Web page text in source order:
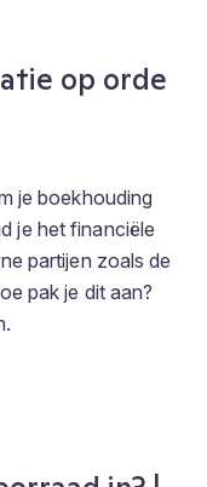
op orde
je boekhouding
je het financiële
partijen zoals de
pak je dit aan?